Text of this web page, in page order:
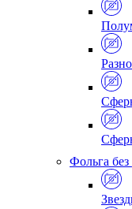
Фольга без